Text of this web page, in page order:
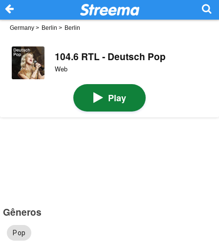
Germany > Berlin > Berlin
104.6 RTL - Deutsch Pop
Web
Play
Gêneros
Pop